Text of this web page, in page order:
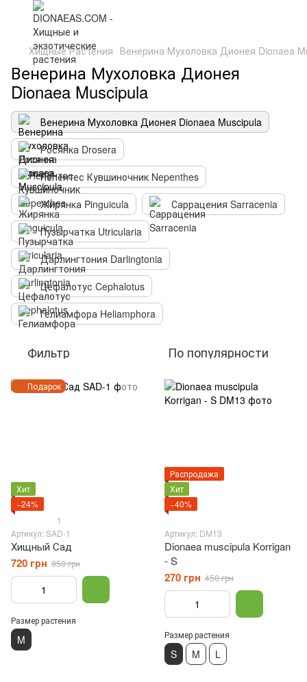
Хищные Растения Венерина Мухоловка Дионея Dionaea
Венерина Мухоловка Дионея
Dionaea Muscipula
Венерина Мухоловка Дионея Dionaea Muscipula
Росянка Drosera
Непентес Кувшиночник Nepenthes
Жирянка Pinguicula
Саррацения Sarracenia
Пузырчатка Utricularia
Дарлингтония Darlingtonia
Цефалотус Cephalotus
Гелиамфора Heliamphora
Фильтр По популярности
Подарок
Хит
−24%
1
Артикул: SAD-1
Хищный Сад
720 грн 950 грн
Размер растения
M
Распродажа
Хит
−40%
Артикул: DM13
Dionaea muscipula Korrigan
- S
270 грн 450 грн
Размер растения
S M L